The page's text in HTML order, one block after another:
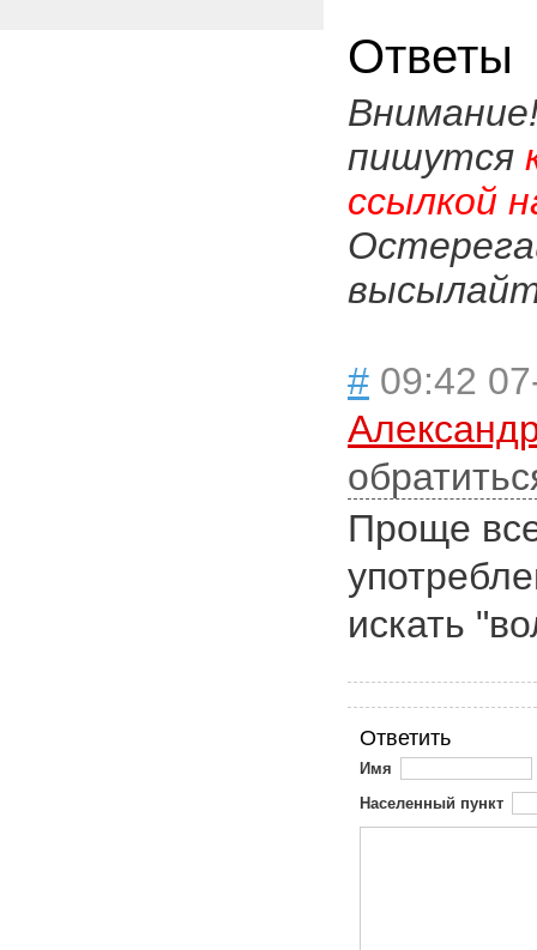
Ответы
пишутся
ссылкой
# 09:42
Проще
искать
Ответить
Имя
Населенный пункт